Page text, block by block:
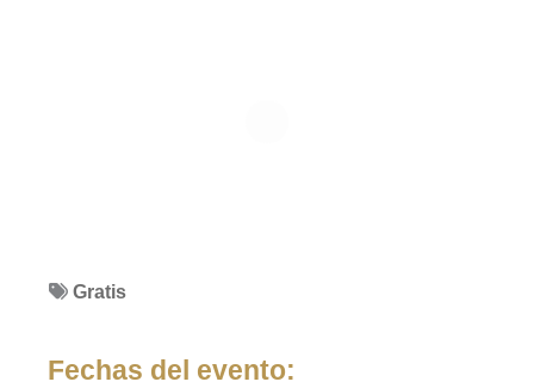
Gratis
Fechas del evento: